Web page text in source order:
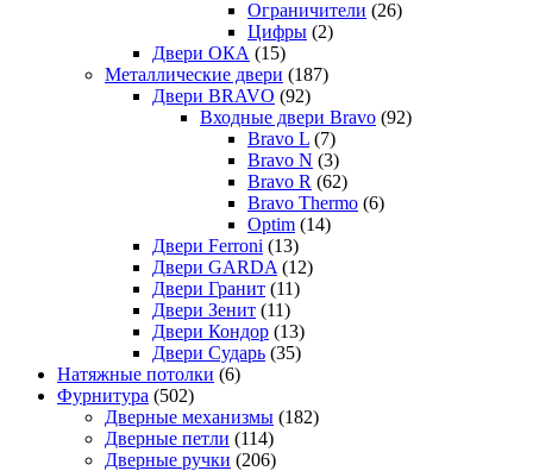
Ограничители (26)
Цифры (2)
Двери ОКА (15)
Металлические двери (187)
Двери BRAVO (92)
Входные двери Bravo (92)
Bravo L (7)
Bravo N (3)
Bravo R (62)
Bravo Thermo (6)
Optim (14)
Двери Ferroni (13)
Двери GARDA (12)
Двери Гранит (11)
Двери Зенит (11)
Двери Кондор (13)
Двери Сударь (35)
Натяжные потолки (6)
Фурнитура (502)
Дверные механизмы (182)
Дверные петли (114)
Дверные ручки (206)